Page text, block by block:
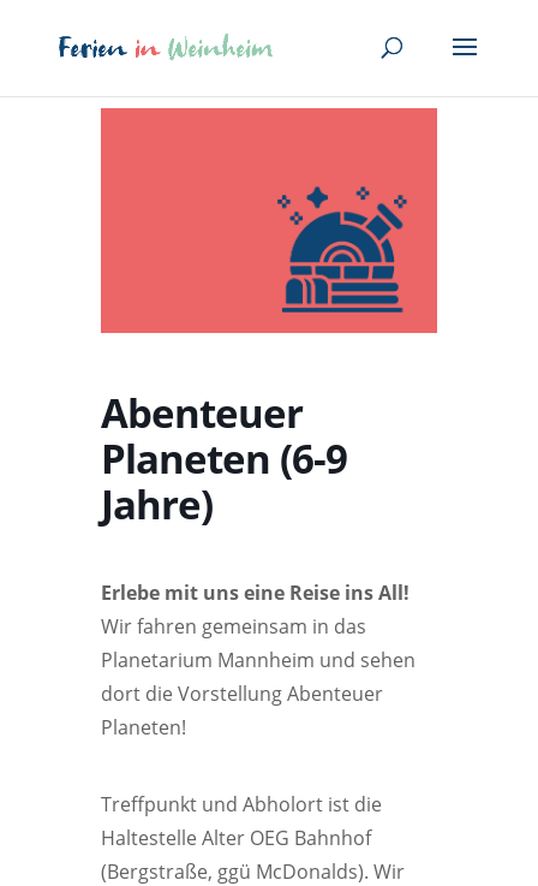
Abenteuer
Planeten (6-9
Jahre)
Erlebe mit uns eine Reise ins All!
Wir fahren gemeinsam in das
Planetarium Mannheim und sehen
dort die Vorstellung Abenteuer
Planeten!
Treffpunkt und Abholort ist die
Haltestelle Alter OEG Bahnhof
(Bergstraße, ggü McDonalds). Wir